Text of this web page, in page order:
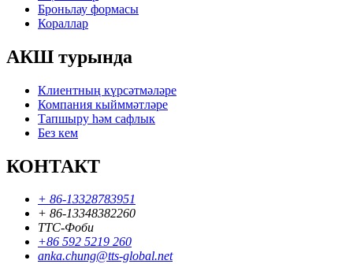
Броньлау формасы
Кораллар
АКШ турында
Клиентның күрсәтмәләре
Компания кыйммәтләре
Тапшыру һәм сафлык
Без кем
КОНТАКТ
+ 86-13328783951
+ 86-13348382260
ТТС-Фоби
+86 592 5219 260
anka.chung@tts-global.net